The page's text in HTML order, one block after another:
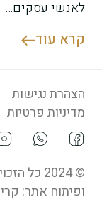
לאנשי עסקים…
קרא עוד
הצהרת נגישות
מדיניות פרטיות
© 2024
ופיתוח אתר: